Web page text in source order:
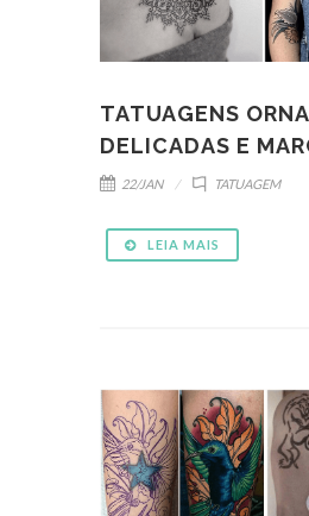
TATUAGENS
DELICADAS E
22/JAN TATUAGEM
LEIA MAIS